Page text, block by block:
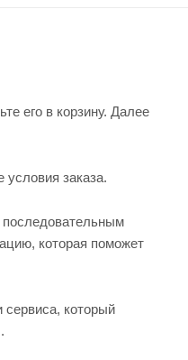
его в корзину. Далее
заказа.
которая поможет
сервиса, который